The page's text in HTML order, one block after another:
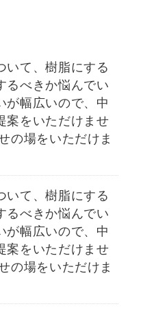
いて、樹脂にする
るべきか悩んでい
が幅広いので、中
案をいただけませ
の場をいただけま
いて、樹脂にする
るべきか悩んでい
が幅広いので、中
案をいただけませ
の場をいただけま